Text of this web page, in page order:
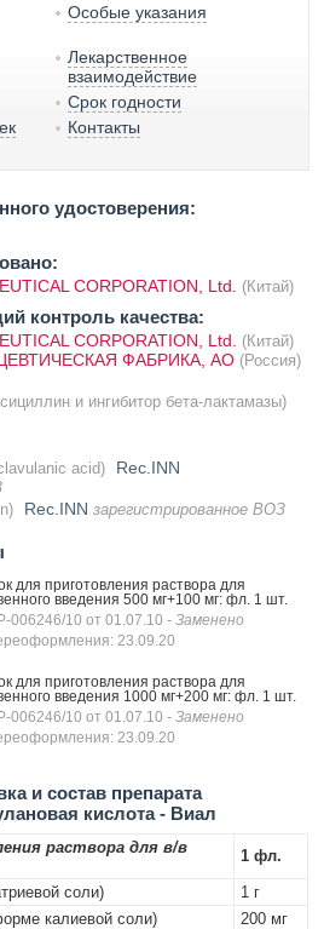
Особые указания
Лекарственное
взаимодействие
Срок годности
Контакты
удостоверения:
CORPORATION, Ltd. (Китай)
контроль качества:
CORPORATION, Ltd. (Китай)
ФАБРИКА, АО (Россия)
и ингибитор бета-лактамазы)
acid) Rec.INN
Rec.INN зарегистрированное ВОЗ
для приготовления раствора для
введения 500 мг+100 мг: фл. 1 шт.
006246/10 от 01.07.10 - Заменено
23.09.20
для приготовления раствора для
введения 1000 мг+200 мг: фл. 1 шт.
006246/10 от 01.07.10 - Заменено
23.09.20
и состав препарата
кислота - Виал
раствора для в/в
1 фл.
соли)
1 г
калиевой соли)
200 мг